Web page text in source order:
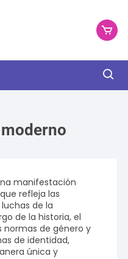
manifestación
refleja las
de la
de la historia, el
normas de género y
de identidad,
única y